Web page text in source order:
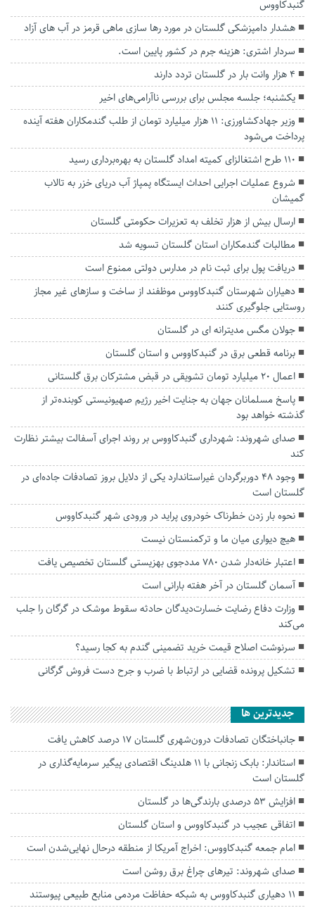
گنبدکاووس
هشدار دامپزشکی گلستان در مورد رها سازی ماهی قرمز در آب های آزاد
سردار اشتری: هزینه جرم در کشور پایین است.
۴ هزار وانت بار در گلستان تردد دارند
یکشنبه؛ جلسه مجلس برای بررسی ناآرامی‌های اخیر
وزیر جهادکشاورزی: ۱۱ هزار میلیارد تومان از طلب گندمکاران هفته آینده
پرداخت می‌شود
۱۱۰ طرح اشتغالزای کمیته امداد گلستان به بهره‌برداری رسید
شروع عملیات اجرایی احداث ایستگاه پمپاژ آب دریای خزر به تالاب
گمیشان
ارسال بیش از هزار تخلف به تعزیرات حکومتی گلستان
مطالبات گندمکاران استان گلستان تسویه شد
دریافت پول برای ثبت نام در مدارس دولتی ممنوع است
دهیاران شهرستان گنبدکاووس موظفند از ساخت و سازهای غیر مجاز
روستایی جلوگیری کنند
جولان مگس مدیترانه ای در گلستان
برنامه قطعی برق در گنبدکاووس و استان گلستان
اعمال ۲۰ میلیارد تومان تشویقی در قبض مشترکان برق گلستانی
پاسخ مسلمانان جهان به جنایت اخیر رژیم صهیونیستی کوبنده‌تر از
گذشته خواهد بود
صدای شهروند: شهرداری گنبدکاووس بر روند اجرای آسفالت بیشتر نظارت
کند
وجود ۴۸ دوربرگردان غیراستاندارد یکی از دلایل بروز تصادفات جاده‌ای در
گلستان است
نحوه بار زدن خطرناک خودروی پراید در ورودی شهر گنبدکاووس
هیچ دیواری میان ما و ترکمنستان نیست
اعتبار خانه‌دار شدن ۷۸۰ مددجوی بهزیستی گلستان تخصیص یافت
آسمان گلستان در آخر هفته بارانی است
وزارت دفاع رضایت خسارت‌دیدگان حادثه سقوط موشک در گرگان را جلب
می‌کند
سرنوشت اصلاح قیمت خرید تضمینی گندم به کجا رسید؟
تشکیل پرونده قضایی در ارتباط با ضرب و جرح دست فروش گرگانی
جديدترين ها
جانباختگان تصادفات درون‌شهری گلستان ۱۷ درصد کاهش یافت
استاندار: بابک زنجانی با ۱۱ هلدینگ اقتصادی پیگیر سرمایه‌گذاری در
گلستان است
افزایش ۵۳ درصدی بارندگی‌ها در گلستان
اتفاقی عجیب در‌ گنبدکاووس و استان گلستان
امام جمعه گنبدکاووس: اخراج آمریکا از منطقه درحال نهایی‌شدن است
صدای شهروند: تیرهای چراغ برق روشن است
۱۱ دهیاری گنبدکاووس به شبکه حفاظت مردمی منابع طبیعی پیوستند